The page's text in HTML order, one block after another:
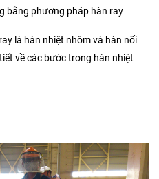
bằng phương pháp hàn ray
là hàn nhiệt nhôm và hàn nối
về các bước trong hàn nhiệt